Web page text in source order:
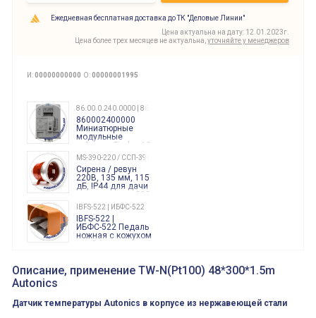
Ежедневная бесплатная доставка до ТК "Деловые Линии"
Цена актуальна на дату: 12.01.2023г.
Цена более трех месяцев не актуальна, уточняйте у менеджеров
И:00000000000 О:00000001995
86.00.0.240.0000 | 860002400000
860002400000
Миниатюрные
модульные
таймеры Finder, 12-
240 Вольт AC/DC
Finder
86.00.0.240.0000
MS-390-220 / ССП-390 220В
Сирена / ревун
220В, 135 мм, 115
дБ, IP44 для дачи
производства 220
Вольт звук ситены
"пожарная
тревога"
IBFS-522 | ИБФС-522
IBFS-522 |
ИБФС-522 Педаль
ножная с кожухом
двойная,
15Ампер 250В
XVR13M05L
Маячок
230VAC 130мм
ВКН8108
Описание, применение TW-N(Pt100) 48*300*1.5m
Autonics
Датчик температуры Autonics в корпусе из нержавеющей стали